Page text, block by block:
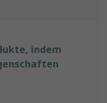
indem